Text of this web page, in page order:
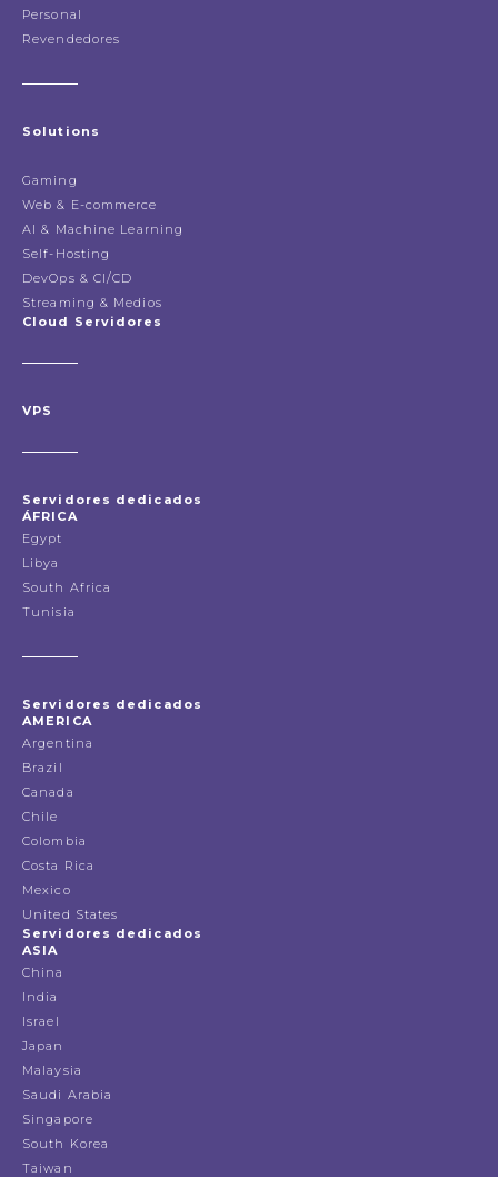
Personal
Revendedores
Solutions
Gaming
Web & E-commerce
AI & Machine Learning
Self-Hosting
DevOps & CI/CD
Streaming & Medios
Cloud Servidores
VPS
Servidores dedicados
ÁFRICA
Egypt
Libya
South Africa
Tunisia
Servidores dedicados
AMERICA
Argentina
Brazil
Canada
Chile
Colombia
Costa Rica
Mexico
United States
Servidores dedicados
ASIA
China
India
Israel
Japan
Malaysia
Saudi Arabia
Singapore
South Korea
Taiwan